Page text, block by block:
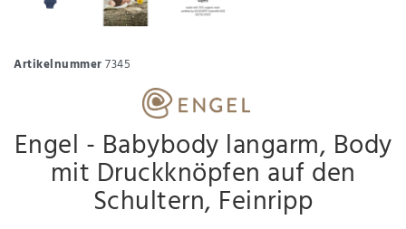
Artikelnummer7345
Engel - Babybody langarm, Body
mit Druckknöpfen auf den
Schultern, Feinripp